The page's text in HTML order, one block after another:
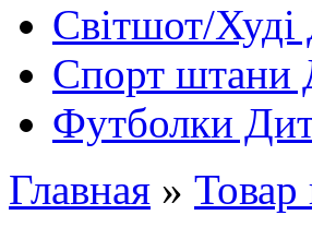
Світшот/Худі
Спорт штани
Футболки
Главная » Товар